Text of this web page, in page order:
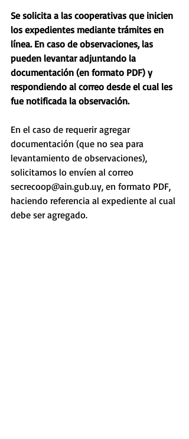
Se solicita a las cooperativas que inicien
los expedientes mediante trámites en
línea. En caso de observaciones, las
pueden levantar adjuntando la
documentación (en formato PDF) y
respondiendo al correo desde el cual les
fue notificada la observación.
En el caso de requerir agregar
documentación (que no sea para
levantamiento de observaciones),
solicitamos lo envíen al correo
secrecoop@ain.gub.uy, en formato PDF,
haciendo referencia al expediente al cual
debe ser agregado.